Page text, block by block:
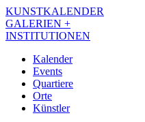
Direkt
zum
Inhalt
KUNSTKALENDER
GALERIEN +
INSTITUTIONEN
Navigation
Kalender
DE
Kalender
Events
Quartiere
Orte
Künstler